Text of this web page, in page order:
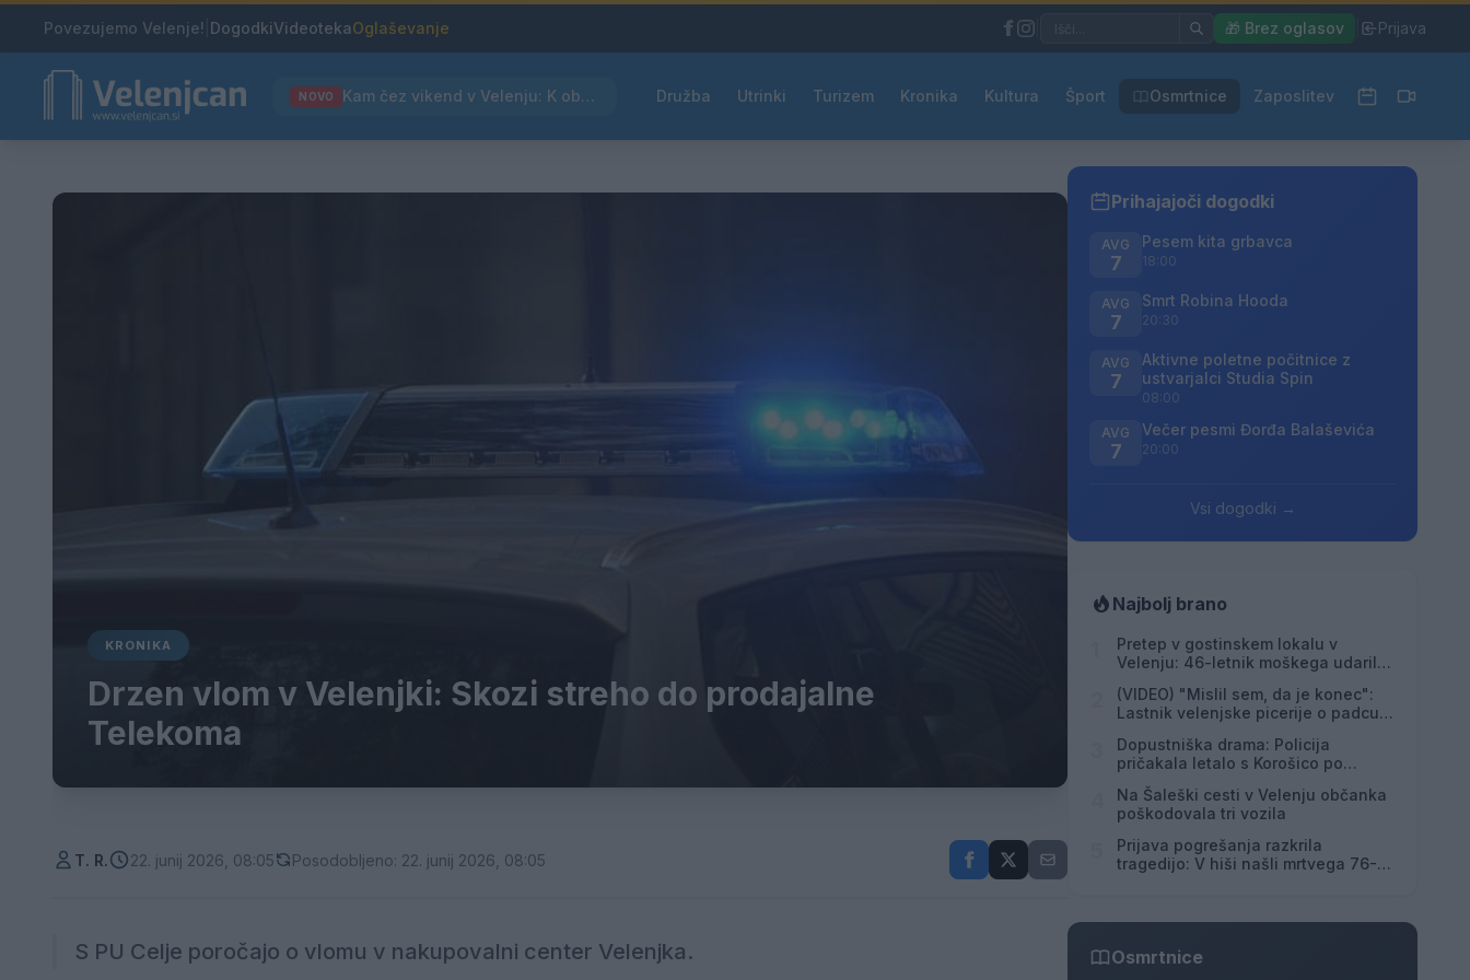
Povezujemo Velenje! DogodkiVideotekaOglaševanje 🎁 Brez oglasov Prijava
NOVO Kam čez vikend v Velenju: K obisku vabi Poletni bolšji sejem Družba Utrinki Turizem Kronika Kultura Šport Osmrtnice Zaposlitev
KRONIKA
Drzen vlom v Velenjki: Skozi streho do prodajalne
Telekoma
T. R. 22. junij 2026, 08:05 Posodobljeno: 22. junij 2026, 08:05
S PU Celje poročajo o vlomu v nakupovalni center Velenjka.
Prihajajoči dogodki
AVG
7
Pesem kita grbavca
18:00
AVG
7
Smrt Robina Hooda
20:30
AVG
7
Aktivne poletne počitnice z
ustvarjalci Studia Spin
08:00
AVG
7
Večer pesmi Đorđa Balaševića
20:00
Vsi dogodki →
Najbolj brano
Pretep v gostinskem lokalu v
Velenju: 46-letnik moškega udaril s
(VIDEO) "Mislil sem, da je konec":
Lastnik velenjske picerije o padcu s
Dopustniška drama: Policija
pričakala letalo s Korošico po
Na Šaleški cesti v Velenju občanka
poškodovala tri vozila
Prijava pogrešanja razkrila
tragedijo: V hiši našli mrtvega 76-
Osmrtnice